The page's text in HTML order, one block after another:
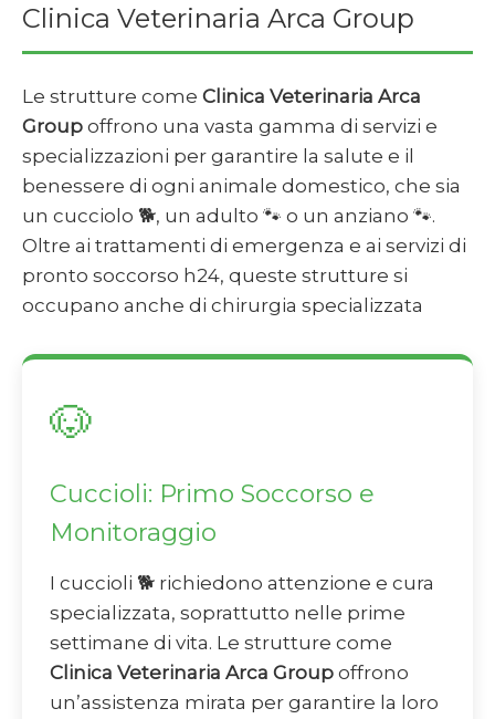
Clinica Veterinaria Arca Group
Le strutture come Clinica Veterinaria Arca
Group offrono una vasta gamma di servizi e
specializzazioni per garantire la salute e il
benessere di ogni animale domestico, che sia
un cucciolo 🐕, un adulto 🐾 o un anziano 🐾.
Oltre ai trattamenti di emergenza e ai servizi di
pronto soccorso h24, queste strutture si
occupano anche di chirurgia specializzata
🐶
Cuccioli: Primo Soccorso e
Monitoraggio
I cuccioli 🐕 richiedono attenzione e cura
specializzata, soprattutto nelle prime
settimane di vita. Le strutture come
Clinica Veterinaria Arca Group offrono
un’assistenza mirata per garantire la loro